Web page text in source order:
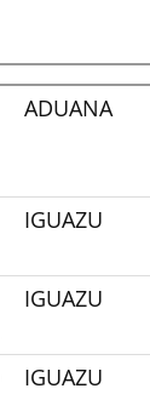
ADUANA
IGUAZU
IGUAZU
IGUAZU